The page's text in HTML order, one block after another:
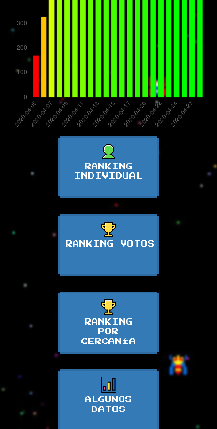
RANKING
INDIVIDUAL
RANKING VOTOS
RANKING
POR
CERCANÍA
ALGUNOS
DATOS